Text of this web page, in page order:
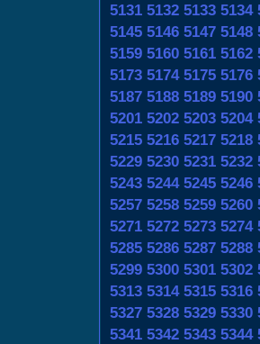
5131 5132 5133 5134
5145 5146 5147 5148
5159 5160 5161 5162
5173 5174 5175 5176
5187 5188 5189 5190
5201 5202 5203 5204
5215 5216 5217 5218
5229 5230 5231 5232
5243 5244 5245 5246
5257 5258 5259 5260
5271 5272 5273 5274
5285 5286 5287 5288
5299 5300 5301 5302
5313 5314 5315 5316
5327 5328 5329 5330
5341 5342 5343 5344